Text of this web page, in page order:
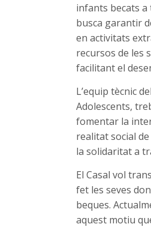
infants becats a
busca garantir
en activitats
recursos de les
facilitant el
L’equip tècnic
Adolescents,
fomentar la
realitat social
la solidaritat a
El Casal vol
fet les seves
beques.
aquest motiu